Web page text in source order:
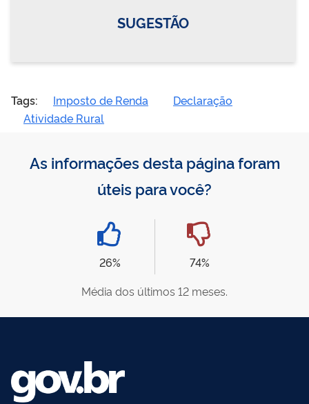
SUGESTÃO
Tags: Imposto de Renda
Declaração
Atividade Rural
As informações desta página foram
úteis para você?
26%
74%
Média dos últimos 12 meses.